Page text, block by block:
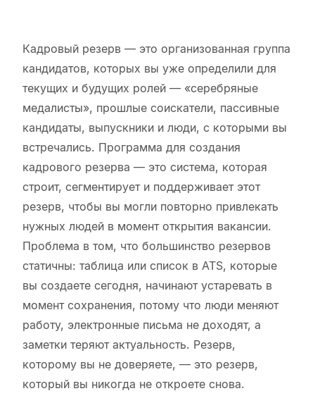
Кадровый резерв — это организованная группа
кандидатов, которых вы уже определили для
текущих и будущих ролей — «серебряные
медалисты», прошлые соискатели, пассивные
кандидаты, выпускники и люди, с которыми вы
встречались. Программа для создания
кадрового резерва — это система, которая
строит, сегментирует и поддерживает этот
резерв, чтобы вы могли повторно привлекать
нужных людей в момент открытия вакансии.
Проблема в том, что большинство резервов
статичны: таблица или список в ATS, которые
вы создаете сегодня, начинают устаревать в
момент сохранения, потому что люди меняют
работу, электронные письма не доходят, а
заметки теряют актуальность. Резерв,
которому вы не доверяете, — это резерв,
который вы никогда не откроете снова.